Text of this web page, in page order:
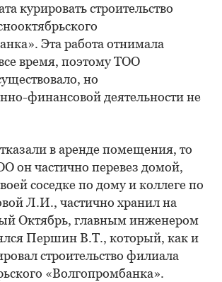
курировать строительство
Эта работа отнимала
время, поэтому ТОО
но
финансовой деятельности не
в аренде помещения, то
он частично перевез домой,
соседке по дому и коллеге по
Л.И., частично хранил на
Октябрь, главным инженером
Першин В.Т., который, как и
строительство филиала
«Волгопромбанка».